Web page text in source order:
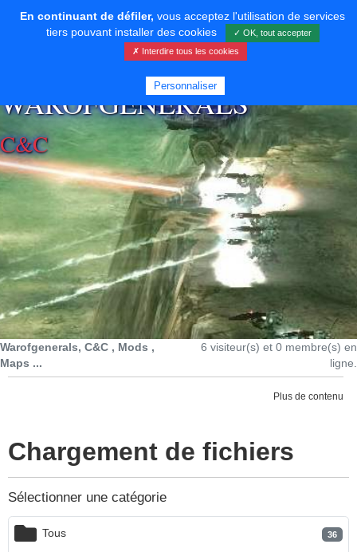
⚡ SOUTENIR LE DÉVELOPPEMENT
WAROFGENERALS
C&C
Warofgenerals, C&C , Mods ,
Maps ...
6 visiteur(s) et 0 membre(s) en
ligne.
Plus de contenu
Chargement de fichiers
Sélectionner une catégorie
Tous 36
En continuant de défiler, vous acceptez l'utilisation de services
tiers pouvant installer des cookies
✓ OK, tout accepter
✗ Interdire tous les cookies
Personnaliser